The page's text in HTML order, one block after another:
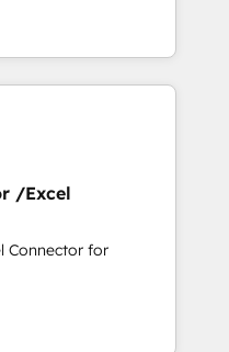
/Excel
Connector for